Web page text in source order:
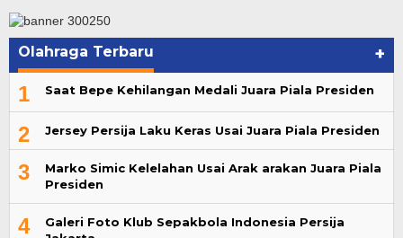
Olahraga Terbaru +
1 Saat Bepe Kehilangan Medali Juara Piala Presiden
2 Jersey Persija Laku Keras Usai Juara Piala Presiden
3
Marko Simic Kelelahan Usai Arak arakan Juara Piala
Presiden
4
Galeri Foto Klub Sepakbola Indonesia Persija